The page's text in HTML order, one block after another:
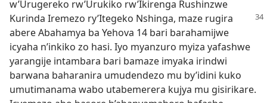
w’Urugereko rw’Urukiko rw’Ikirenga Rushinzwe
Kurinda Iremezo ry’Itegeko Nshinga, maze rugira
abere Abahamya ba Yehova 14 bari barahamijwe
icyaha n’inkiko zo hasi. Iyo myanzuro myiza yafashwe
yarangije intambara bari bamaze imyaka irindwi
barwana baharanira umudendezo mu by’idini kuko
umutimanama wabo utabemerera kujya mu gisirikare.